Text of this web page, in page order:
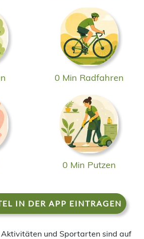
0 Min Radfahren
0 Min Putzen
IN DER APP EINTRAGEN
Aktivitäten und Sportarten sind auf